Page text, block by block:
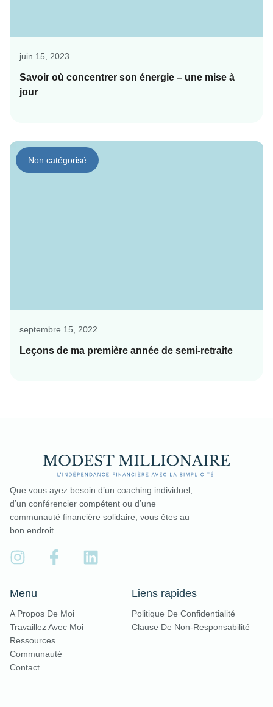
juin 15, 2023
Savoir où concentrer son énergie – une mise à
jour
Non catégorisé
septembre 15, 2022
Leçons de ma première année de semi-retraite
Que vous ayez besoin d’un coaching individuel,
d’un conférencier compétent ou d’une
communauté financière solidaire, vous êtes au
bon endroit.
Menu
A Propos De Moi
Travaillez Avec Moi
Ressources
Communauté
Contact
Liens rapides
Politique De Confidentialité
Clause De Non-Responsabilité